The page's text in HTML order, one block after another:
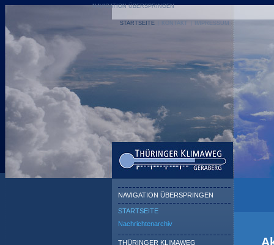
NAVIGATION ÜBERSPRINGEN
STARTSEITE KONTAKT IMPRESSUM
NAVIGATION ÜBERSPRINGEN
STARTSEITE
Nachrichtenarchiv
THÜRINGER KLIMAWEG